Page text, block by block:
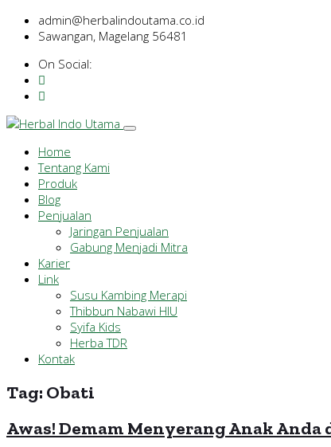
admin@herbalindoutama.co.id
Sawangan, Magelang 56481
On Social:
Home
Tentang Kami
Produk
Blog
Penjualan
Jaringan Penjualan
Gabung Menjadi Mitra
Karier
Link
Susu Kambing Merapi
Thibbun Nabawi HIU
Syifa Kids
Herba TDR
Kontak
Tag: Obati
Awas! Demam Menyerang Anak